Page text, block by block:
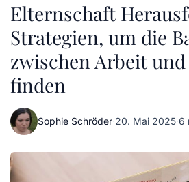
Elternschaft
Strategien, um die
zwischen Arbeit
finden
Sophie Schröder·20. Mai 2025·6